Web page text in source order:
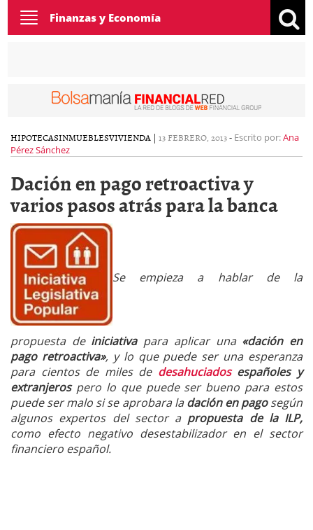
Toggle
navigation
Finanzas y Economía
HIPOTECASINMUEBLESVIVIENDA | 13 FEBRERO, 2013- Escrito por:Ana
Pérez Sánchez
Dación en pago retroactiva y
varios pasos atrás para la banca
Se empieza a hablar de la
propuesta de iniciativapara aplicar una «dación en
pago retroactiva», y lo que puede ser una esperanza
para cientos de miles de desahuciadosespañoles y
extranjerospero lo que puede ser bueno para estos
puede ser malo si se aprobara ladación en pagosegún
algunos expertos del sector a propuesta de la ILP,
como efecto negativo desestabilizador en el sector
financiero español.